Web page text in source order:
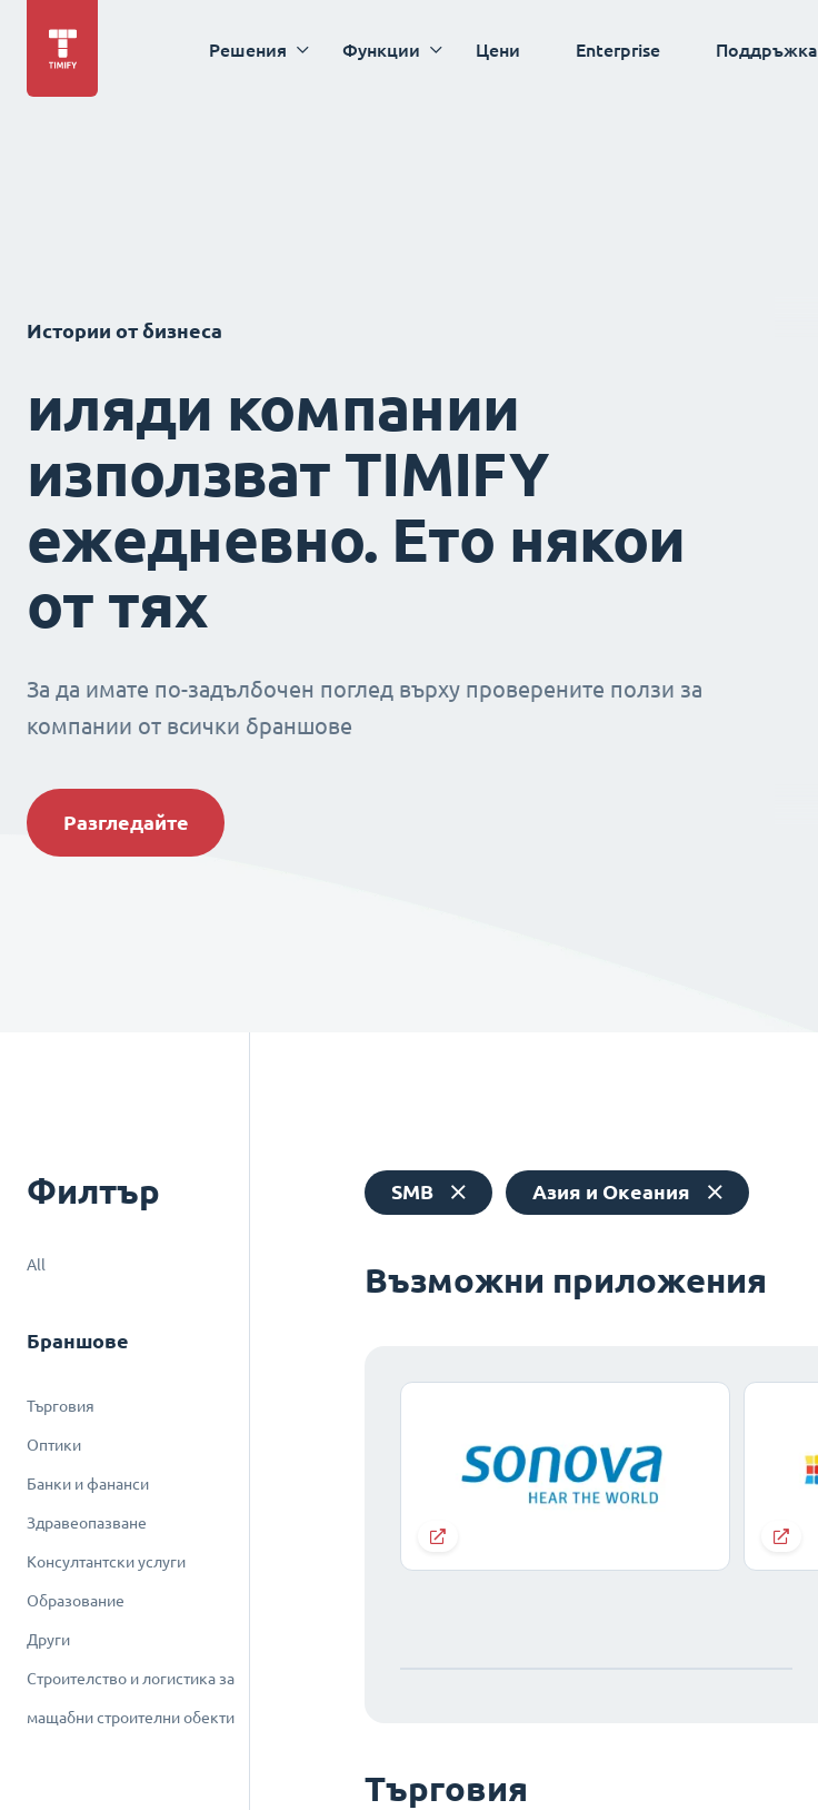
Решения Функции Цени Enterprise Поддръжка
Истории от бизнеса
иляди компании
използват TIMIFY
ежедневно. Ето някои
от тях
За да имате по-задълбочен поглед върху проверените ползи за
компании от всички браншове
Разгледайте
Филтър
All
Браншове
Търговия
Оптики
Банки и фананси
Здравеопазване
Консултантски услуги
Образование
Други
Строителство и логистика за
мащабни строителни обекти
SMB Азия и Океания
Възможни приложения
Търговия